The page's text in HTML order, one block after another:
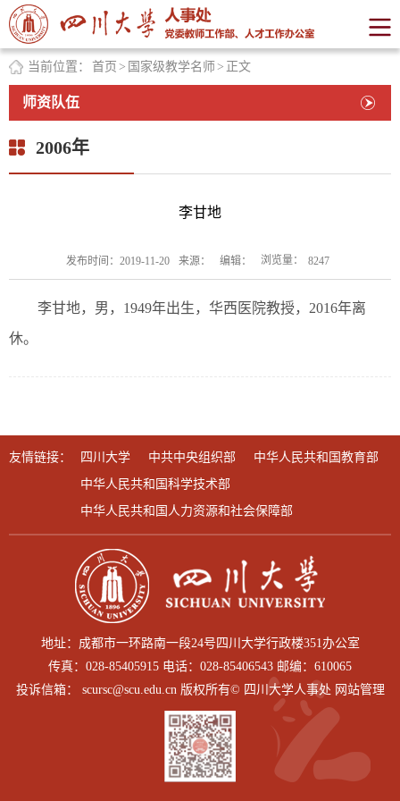
当前位置： 首页 > 国家级教学名师 > 正文
师资队伍
2006年
李甘地
发布时间：2019-11-20 来源： 编辑： 浏览量： 8247
李甘地，男，1949年出生，华西医院教授，2016年离
休。
友情链接： 四川大学 中共中央组织部
中华人民共和国教育部
中华人民共和国科学技术部
中华人民共和国人力资源和社会保障部
地址：成都市一环路南一段24号四川大学行政楼351办公室
传真：028-85405915 电话：028-85406543 邮编：610065
投诉信箱： scursc@scu.edu.cn 版权所有© 四川大学人事处 网站管理